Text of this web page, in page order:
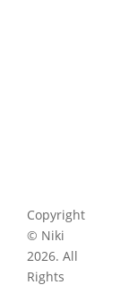
Folgen
Copyright
© Niki
2026. All
Rights